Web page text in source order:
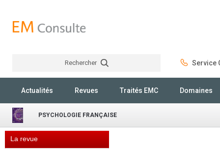
Rechercher Service
Actualités Revues Traités EMC Domaines
PSYCHOLOGIE FRANÇAISE
La revue